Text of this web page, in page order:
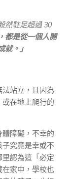
然駐足超過 30
都是從一個人開
就。」
站立，且因為
在地上爬行的
障礙，不幸的
究竟是幸或不
認為這「必定
家中，學校也